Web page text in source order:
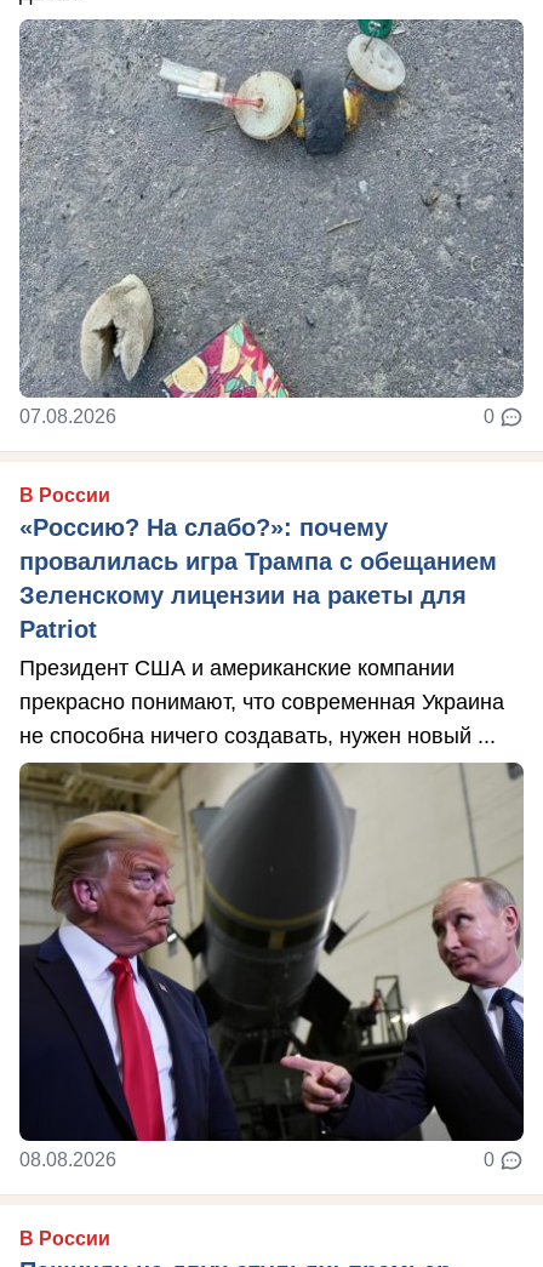
07.08.2026 0
В России
«Россию? На слабо?»: почему
провалилась игра Трампа с обещанием
Зеленскому лицензии на ракеты для
Patriot
Президент США и американские компании
прекрасно понимают, что современная Украина
не способна ничего создавать, нужен новый ...
08.08.2026 0
В России